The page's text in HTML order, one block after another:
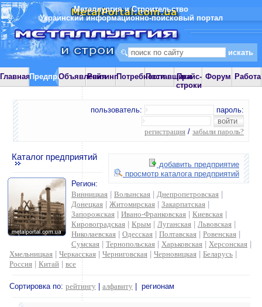
Металлургия и Строительство
Украинский информационно-поисковый портал
ГлавнаяПредприятияОбъявления
РейтингПотребностиПоставщики
Прайс-
строки
Форум Работа
пользователь: пароль:
регистрация / забыли пароль?
добавить предприятие
просмотр каталога предприятий
Каталог предприятий
Регион:
Винницкая
Волынская Днепропетровская
Донецкая
Житомирская Закарпатская
Запорожская
Ивано-Франковская Киевская
Кировоградская
Крым Луганская Львовская
Николаевская
Одесская Полтавская Ровенская
Сумская
Тернопольская Харьковская Херсонская
Хмельницкая
Черкасская Черниговская Черновицкая Беларусь
Россия
Китай все
Сортировка по: рейтингу алфавиту | регионам